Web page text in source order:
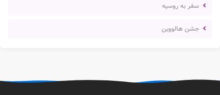
سفر به روسیه
جشن هالووین